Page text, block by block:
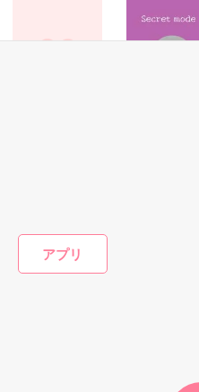
アプリ
鷹哉『宜しくな、俺の雛子』🦅